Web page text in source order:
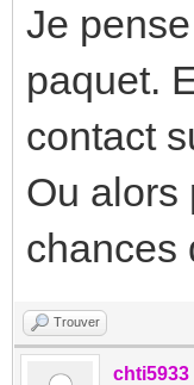
Je
paquet.
contact
Ou alors
chances
Trouver
chti5933